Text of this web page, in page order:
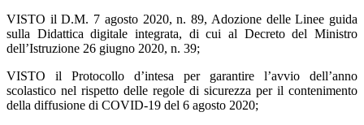
VISTO il D.M. 7 agosto 2020, n. 89, Adozione delle Linee guida
sulla Didattica digitale integrata, di cui al Decreto del Ministro
dell’Istruzione 26 giugno 2020, n. 39;
VISTO il Protocollo d’intesa per garantire l’avvio dell’anno
scolastico nel rispetto delle regole di sicurezza per il contenimento
della diffusione di COVID-19 del 6 agosto 2020;